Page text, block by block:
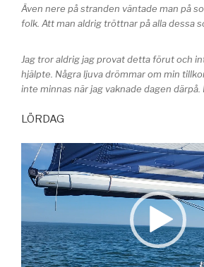
Även nere på stranden väntade man på
folk. Att man aldrig tröttnar på alla dessa
Jag tror aldrig jag provat detta förut och
hjälpte. Några ljuva drömmar om min
inte minnas när jag vaknade dagen därpå.
LÖRDAG
Videospelare